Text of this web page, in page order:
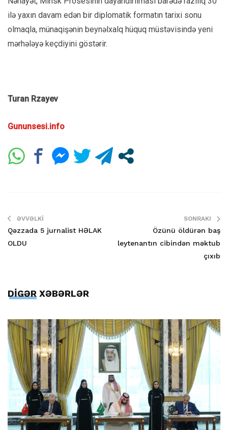
ilə yaxın davam edən bir diplomatik formatın tarixi sonu
olmaqla, münaqişənin beynəlxalq hüquq müstəvisində yeni
mərhələyə keçdiyini göstərir.
Turan Rzayev
Gununsesi.info
ƏVVƏLKI
Qəzzada 5 jurnalist HƏLAK
OLDU
SONRAKI
Özünü öldürən baş
leytenantın cibindən məktub
çıxıb
DİGƏR XƏBƏRLƏR